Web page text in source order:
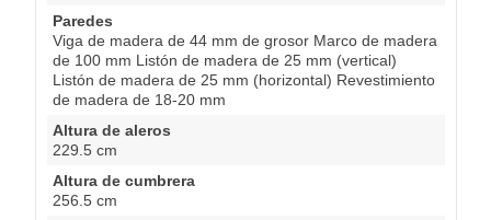
Paredes
Viga de madera de 44 mm de grosor Marco de madera
de 100 mm Listón de madera de 25 mm (vertical)
Listón de madera de 25 mm (horizontal) Revestimiento
de madera de 18-20 mm
Altura de aleros
229.5 cm
Altura de cumbrera
256.5 cm